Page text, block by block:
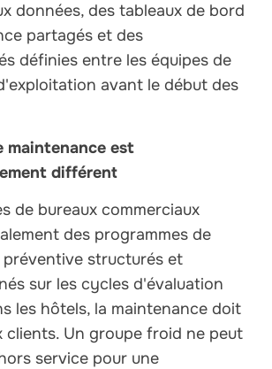
données, des tableaux de bord
partagés et des
définies entre les équipes de
avant le début des
maintenance est
différent
de bureaux commerciaux
des programmes de
préventive structurés et
sur les cycles d'évaluation
les hôtels, la maintenance doit
clients. Un groupe froid ne peut
service pour une